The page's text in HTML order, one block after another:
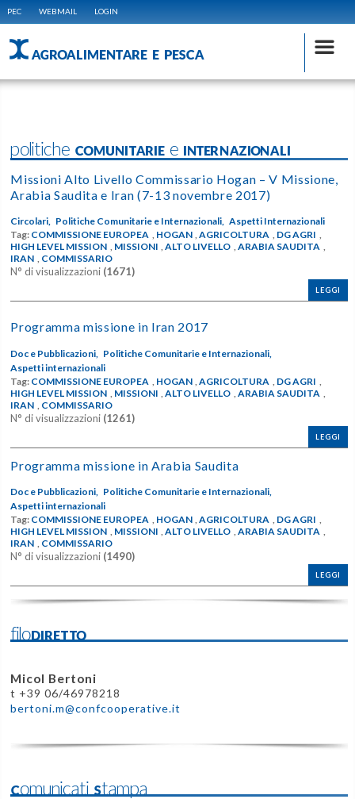
PEC WEBMAIL LOGIN
AGROALIMENTARE E PESCA
politiche COMUNITARIE e INTERNAZIONALI
Missioni Alto Livello Commissario Hogan – V Missione,
Arabia Saudita e Iran (7-13 novembre 2017)
Circolari, Politiche Comunitarie e Internazionali, Aspetti Internazionali
Tag: COMMISSIONE EUROPEA , HOGAN ,AGRICOLTURA , DG AGRI ,
HIGH LEVEL MISSION , MISSIONI ,ALTO LIVELLO ,ARABIA SAUDITA ,
IRAN , COMMISSARIO
N° di visualizzazioni (1671)
LEGGI
Programma missione in Iran 2017
Doc e Pubblicazioni,
Politiche Comunitarie e Internazionali,
Aspetti internazionali
Tag: COMMISSIONE EUROPEA HOGAN ,AGRICOLTURA DG AGRI
HIGH LEVEL MISSION
MISSIONI ,ALTO LIVELLO ,ARABIA SAUDITA
IRAN
COMMISSARIO
N° di visualizzazioni (1261)
LEGGI
Programma missione in Arabia Saudita
Doc e Pubblicazioni, Politiche Comunitarie e Internazionali,
Aspetti internazionali
Tag: COMMISSIONE EUROPEA , HOGAN ,AGRICOLTURA , DG AGRI ,
HIGH LEVEL MISSION , MISSIONI ,ALTO LIVELLO ,ARABIA SAUDITA ,
IRAN , COMMISSARIO
N° di visualizzazioni (1490)
LEGGI
filoDIRETTO
Micol Bertoni
t +39 06/46978218
bertoni.m@confcooperative.it
Comunicati Stampa